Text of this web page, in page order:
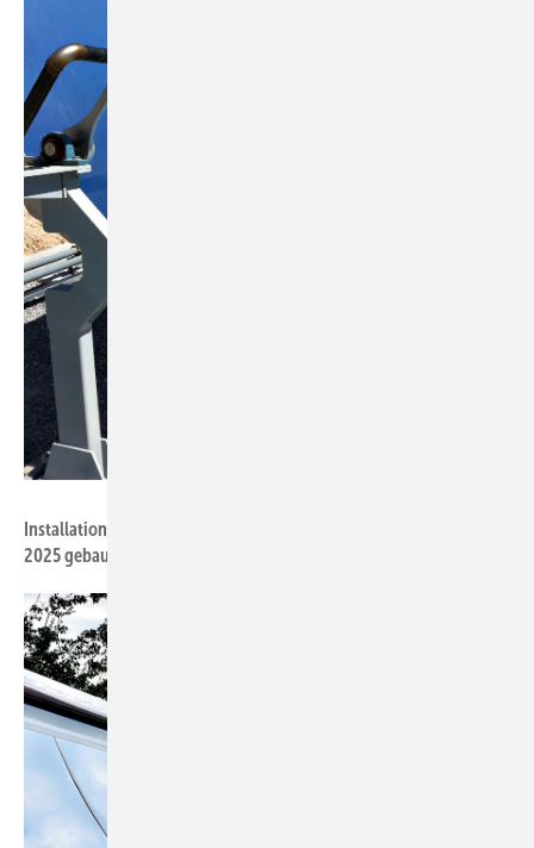
Installation bei der Firma Alanod in Ennepetal: Diese Anlage wurde
2025 ­gebaut und liefert kostengünstige ­Prozesswärme.